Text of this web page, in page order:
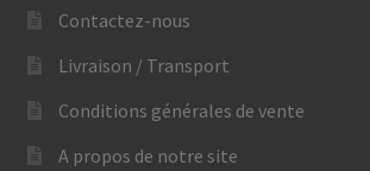
Contactez-nous
Livraison / Transport
Conditions générales de vente
A propos de notre site